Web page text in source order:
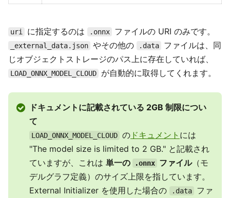
uri に指定するのは .onnx ファイルの URI のみです。
_external_data.json やその他の .data
ファイルは、同
じオブジェクトストレージのパス上に存在していれば、
LOAD_ONNX_MODEL_CLOUD が自動的に取得してくれます。
ドキュメントに記載されている 2GB 制限につい
て
LOAD_ONNX_MODEL_CLOUD の ドキュメント には
"The model size is limited to 2 GB." と記載され
ていますが、これは 単一の .onnx ファイル（モ
デルグラフ定義）のサイズ上限を指しています。
External Initializer を使用した場合の
.data
ファ